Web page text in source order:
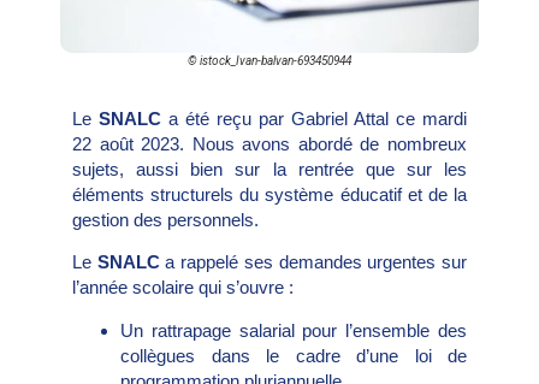
© istock_Ivan-balvan-693450944
Le SNALC a été reçu par Gabriel Attal ce mardi
22 août 2023. Nous avons abordé de nombreux
sujets, aussi bien sur la rentrée que sur les
éléments structurels du système éducatif et de la
gestion des personnels.
Le SNALCa rappelé ses demandes urgentes sur
l’année scolaire qui s’ouvre :
Un rattrapage salarial pour l’ensemble des
collègues dans le cadre d’une loi de